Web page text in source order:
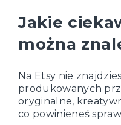
Jakie
można
Na Etsy nie
produkowanych
oryginalne,
co powinieneś